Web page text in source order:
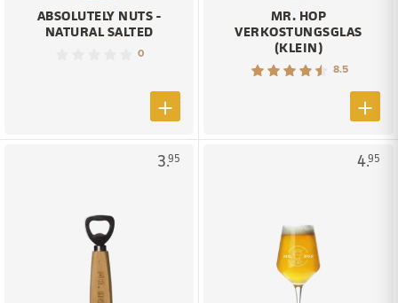
ABSOLUTELY NUTS -
NATURAL SALTED
0
MR. HOP
VERKOSTUNGSGLAS
(KLEIN)
8.5
3.95 4.95